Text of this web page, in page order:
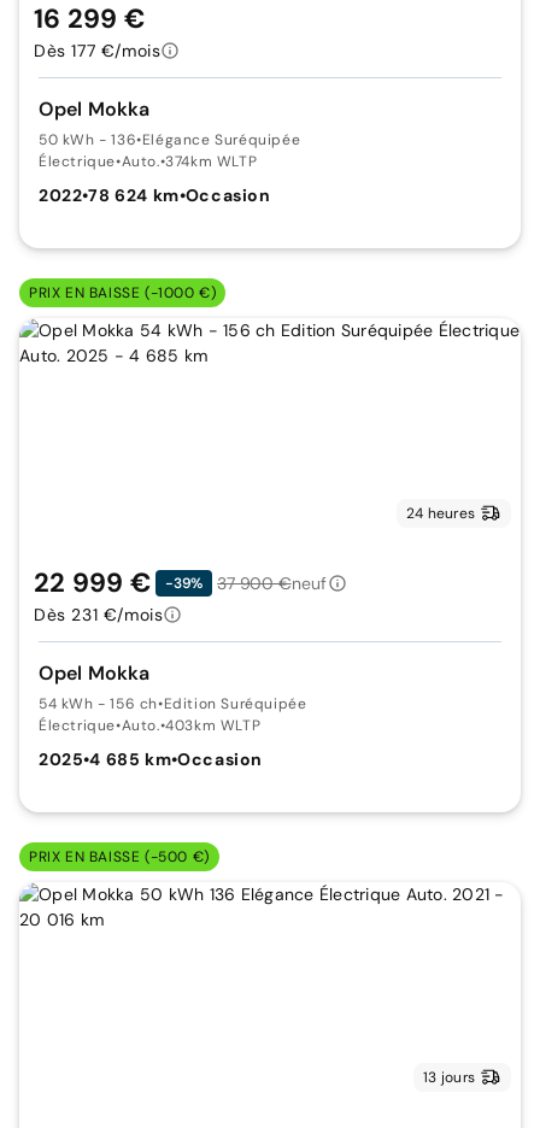
Opel Mokka
50 kWh - 136•Elégance Suréquipée
Électrique•Auto.•374km WLTP
2022•78 624 km•Occasion
16 299 €
Dès 177 €/mois
PRIX EN BAISSE (-1000 €)
24 heures
Opel Mokka
54 kWh - 156 ch•Edition Suréquipée
Électrique•Auto.•403km WLTP
2025•4 685 km•Occasion
22 999 € -39% 37 900 €neuf
Dès 231 €/mois
PRIX EN BAISSE (-500 €)
13 jours